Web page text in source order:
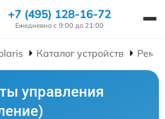
+7 (495) 128-16-72
Ежедневно с 9:00 до 21:00
Каталог устройств
управления